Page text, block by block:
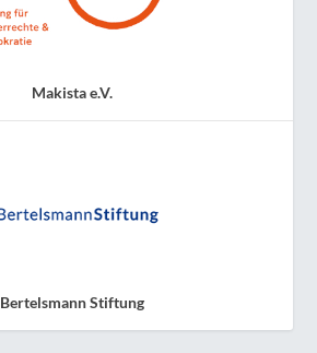
Makista e.V.
Bertelsmann Stiftung